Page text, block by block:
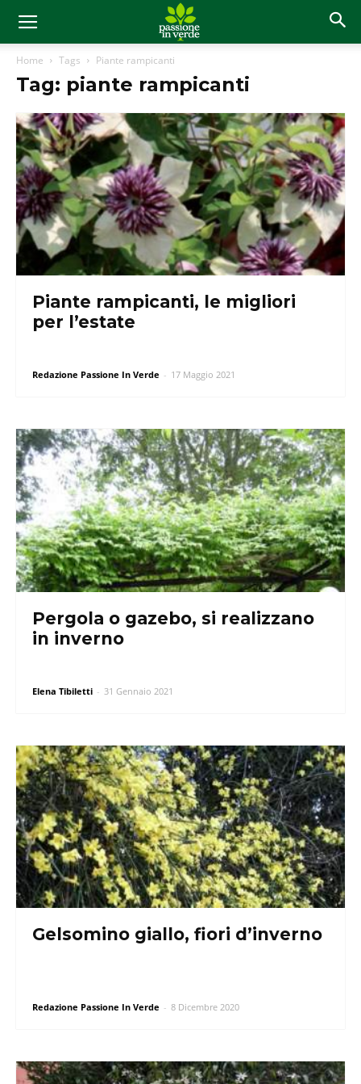
Home Tags Piante rampicanti
Tag: piante rampicanti
Piante rampicanti, le migliori
per l’estate
Redazione Passione In Verde - 17 Maggio 2021
Pergola o gazebo, si realizzano
in inverno
Elena Tibiletti - 31 Gennaio 2021
Gelsomino giallo, fiori d’inverno
Redazione Passione In Verde - 8 Dicembre 2020